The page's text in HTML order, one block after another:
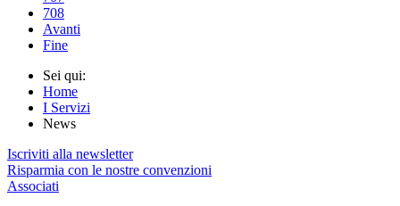
708
Avanti
Fine
Sei qui:
Home
I Servizi
News
Iscriviti alla newsletter
Risparmia con le nostre convenzioni
Associati